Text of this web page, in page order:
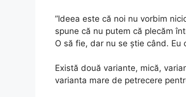
”Ideea este că noi nu vorbim
spune că nu putem că plecăm
O să fie, dar nu se știe când.
Există două variante, mică,
varianta mare de petrecere